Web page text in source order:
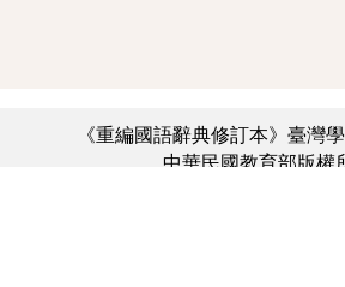
《重編國語辭典修訂本》臺灣
中華民國教育部版權